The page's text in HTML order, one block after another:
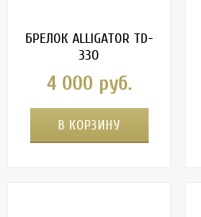
БРЕЛОК ALLIGATOR TD-
330
4 000 руб.
В КОРЗИНУ